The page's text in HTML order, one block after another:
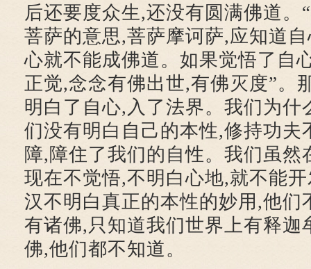
后还要度众生,还没有圆满佛道。
菩萨的意思,菩萨摩诃萨,应知道
心就不能成佛道。如果觉悟了自
正觉,念念有佛出世,有佛灭度”。
明白了自心,入了法界。我们为什
们没有明白自己的本性,修持功夫
障,障住了我们的自性。我们虽然
现在不觉悟,不明白心地,就不能
汉不明白真正的本性的妙用,他们
有诸佛,只知道我们世界上有释迦
佛,他们都不知道。